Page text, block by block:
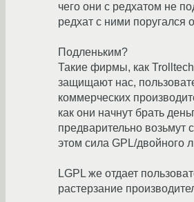
чего они с редхатом не
редхат с ними поругался
Подленьким?
Такие фирмы, как
защищают нас,
коммерческих
как они начнут брать
предварительно возьмут
этом сила GPL/двойного
LGPL же отдает
растерзание